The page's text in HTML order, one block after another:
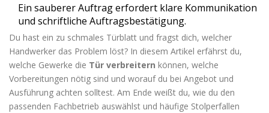
Ein sauberer Auftrag erfordert klare Kommunikation
und schriftliche Auftragsbestätigung.
Du hast ein zu schmales Türblatt und fragst dich, welcher
Handwerker das Problem löst? In diesem Artikel erfährst du,
welche Gewerke die Tür verbreitern können, welche
Vorbereitungen nötig sind und worauf du bei Angebot und
Ausführung achten solltest. Am Ende weißt du, wie du den
passenden Fachbetrieb auswählst und häufige Stolperfallen